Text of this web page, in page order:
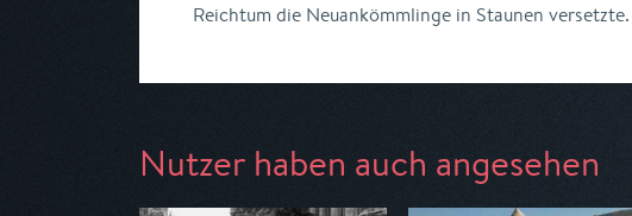
Reichtum die Neuankömmlinge in Staunen versetzte.
Nutzer haben auch angesehen